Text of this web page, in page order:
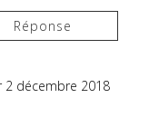
Réponse
2 décembre 2018